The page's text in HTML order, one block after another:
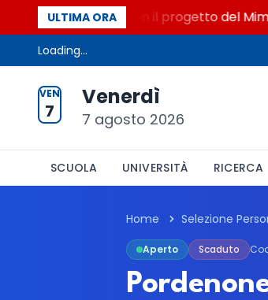
ULTIMA ORA
STEM a Lerici con il progetto del Mim
Loading...
VEN
7
Venerdì
7 agosto 2026
SCUOLA UNIVERSITÀ RICERCA
Home Selezione
Aperto Scaduto